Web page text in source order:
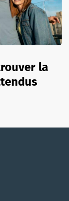
la